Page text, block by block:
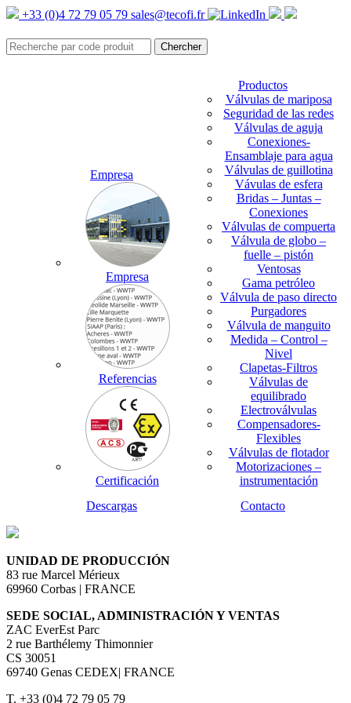
+33 (0)4 72 79 05 79 sales@tecofi.fr
Empresa
Empresa
Referencias
Certificación
Productos
Válvulas de mariposa
Seguridad de las redes
Válvulas de aguja
Conexiones-
Ensamblaje para agua
Válvulas de guillotina
Vávulas de esfera
Bridas – Juntas –
Conexiones
Válvulas de compuerta
Válvula de globo –
fuelle – pistón
Ventosas
Gama petróleo
Válvula de paso directo
Purgadores
Válvula de manguito
Medida – Control –
Nivel
Clapetas-Filtros
Válvulas de
equilibrado
Electroválvulas
Compensadores-
Flexibles
Válvulas de flotador
Motorizaciones –
instrumentación
Descargas
Contacto
UNIDAD DE PRODUCCIÓN
83 rue Marcel Mérieux
69960 Corbas | FRANCE
SEDE SOCIAL, ADMINISTRACIÓN Y VENTAS
ZAC EverEst Parc
2 rue Barthélemy Thimonnier
CS 30051
69740 Genas CEDEX| FRANCE
T. +33 (0)4 72 79 05 79